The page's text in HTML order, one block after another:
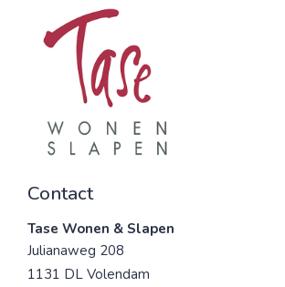
Contact
Tase Wonen & Slapen
Julianaweg 208
1131 DL Volendam